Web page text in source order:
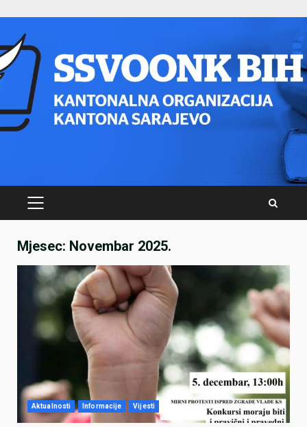
content
PRIMARY
Mjesec: Novembar 2025.
Aktualnosti Informacije Vijesti